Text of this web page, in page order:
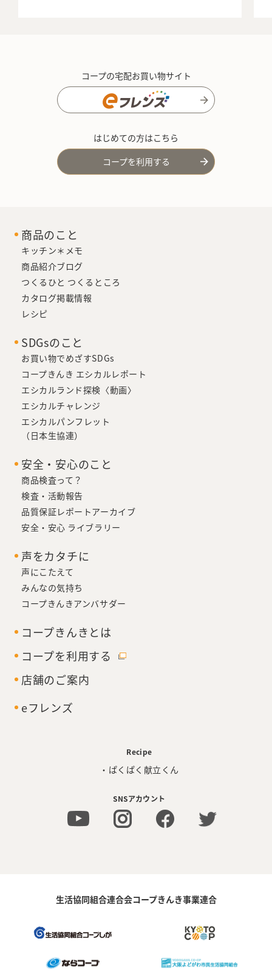
コープの宅配お買い物サイト
はじめての方はこちら
コープを利用する
商品のこと
キッチン＊メモ
商品紹介ブログ
つくるひと つくるところ
カタログ掲載情報
レシピ
SDGsのこと
お買い物でめざすSDGs
コープきんき エシカルレポート
エシカルランド探検〈動画〉
エシカルチャレンジ
エシカルパンフレット
（日本生協連）
安全・安心のこと
商品検査って？
検査・活動報告
品質保証レポートアーカイブ
安全・安心 ライブラリー
声をカタチに
声にこたえて
みんなの気持ち
コープきんきアンバサダー
コープきんきとは
コープを利用する
店舗のご案内
eフレンズ
Recipe
・ぱくぱく献立くん
SNSアカウント
生活協同組合連合会コープきんき事業連合